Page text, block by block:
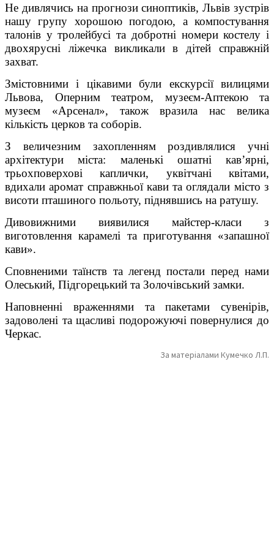
Не дивлячись на прогнози синоптиків, Львів зустрів
нашу групу хорошою погодою, а компостування
талонів у тролейбусі та добротні номери костелу і
двохярусні ліжечка викликали в дітей справжній
захват.
Змістовними і цікавими були екскурсії вилицями
Львова, Оперним театром, музеєм-Аптекою та
музеєм «Арсенал», також вразила нас велика
кількість церков та соборів.
З величезним захопленням роздивлялися учні
архітектури міста: маленькі ошатні кав’ярні,
трьохповерхові каплички, уквітчані квітами,
вдихали аромат справжньої кави та оглядали місто з
висоти пташиного польоту, піднявшись на ратушу.
Дивовижними виявилися майстер-класи з
виготовлення карамелі та приготування «запашної
кави».
Сповненими таїнств та легенд постали перед нами
Олеський, Підгорецький та Золочівський замки.
Наповненні враженнями та пакетами сувенірів,
задоволені та щасливі подорожуючі повернулися до
Черкас.
За матеріалами Кумечко Л.П.